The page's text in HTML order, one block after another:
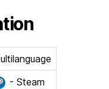
- Steam